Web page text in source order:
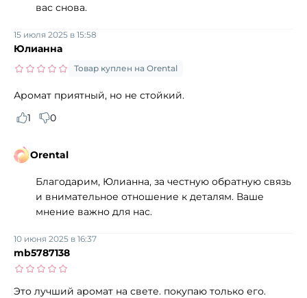
вас снова.
Юлианна
15 июля 2025 в 15:58
Товар куплен на Orental
Аромат приятный, но не стойкий.
1
0
Orental
Благодарим, Юлианна, за честную обратную связь
и внимательное отношение к деталям. Ваше
мнение важно для нас.
mb5787138
10 июня 2025 в 16:37
Это лучший аромат на свете. покупаю только его.